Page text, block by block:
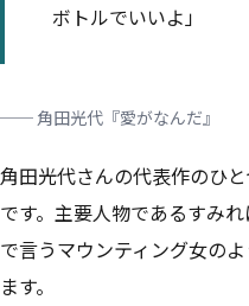
ボトルでいいよ」
── 角田光代『愛がなんだ』
角田光代さんの代表作のひ
です。主要人物であるすみ
で言うマウンティング女の
ます。